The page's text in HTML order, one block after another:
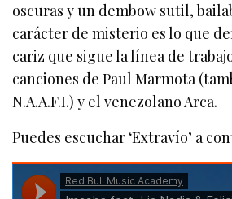
oscuras y un dembow sutil,
carácter de misterio es lo que
cariz que sigue la línea de
canciones de Paul Marmota
N.A.A.F.I.) y el venezolano Arca.
Puedes escuchar ‘Extravío’ a